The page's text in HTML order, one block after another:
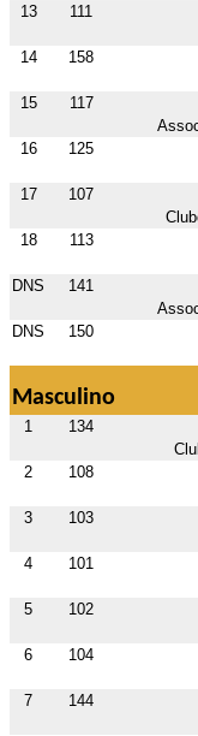
13
111
14
158
15
117
16
125
17
107
18
113
DNS
141
DNS
150
Masculino
1 134
2
108
3
103
4
101
5
102
6
104
7
144